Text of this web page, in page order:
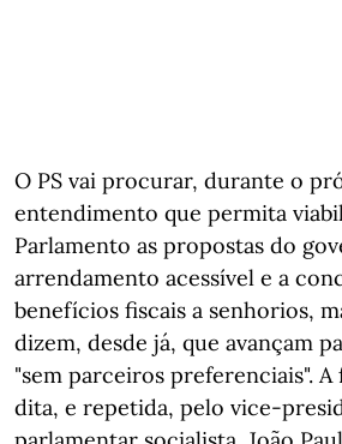
O PS vai procurar, durante o
entendimento que permita
Parlamento as propostas do
arrendamento acessível e a
benefícios fiscais a senhorios,
dizem, desde já, que avançam
"sem parceiros preferenciais".
dita, e repetida, pelo vice-